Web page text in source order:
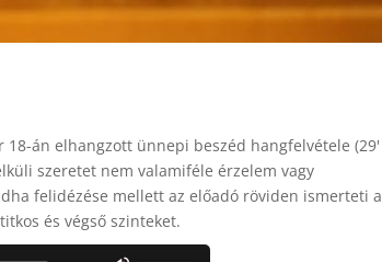
án elhangzott ünnepi beszéd hangfelvétele (29'
szeretet nem valamiféle érzelem vagy
felidézése mellett az előadó röviden ismerteti a
és végső szinteket.